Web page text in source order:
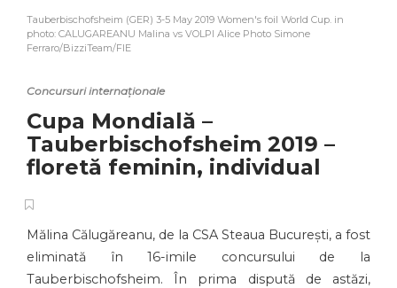
Tauberbischofsheim (GER) 3-5 May 2019 Women's foil World Cup. in
photo: CALUGAREANU Malina vs VOLPI Alice Photo Simone
Ferraro/BizziTeam/FIE
Concursuri internaționale
Cupa Mondială –
Tauberbischofsheim 2019 –
floretă feminin, individual
Mălina Călugăreanu, de la CSA Steaua București, a fost
eliminată în 16-imile concursului de la
Tauberbischofsheim. În prima dispută de astăzi,